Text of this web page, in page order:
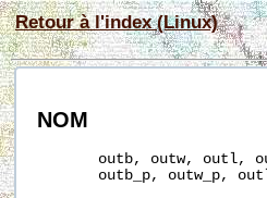
Retour à l'index (Linux)
NOM
outb, outw, outl,
outb_p, outw_p,